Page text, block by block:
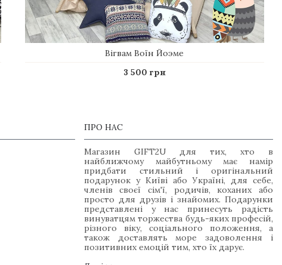
Вігвам Воїн Йоэме
3 500 грн
ПРО НАС
Магазин GIFT2U для тих, хто в
найближчому майбутньому має намір
придбати стильний і оригінальний
подарунок у Київі або Україні, для себе,
членів своєї сім'ї, родичів, коханих або
просто для друзів і знайомих. Подарунки
представлені у нас принесуть радість
винуватцям торжества будь-яких професій,
різного віку, соціального положення, а
також доставлять море задоволення і
позитивних емоцій тим, хто їх дарує.